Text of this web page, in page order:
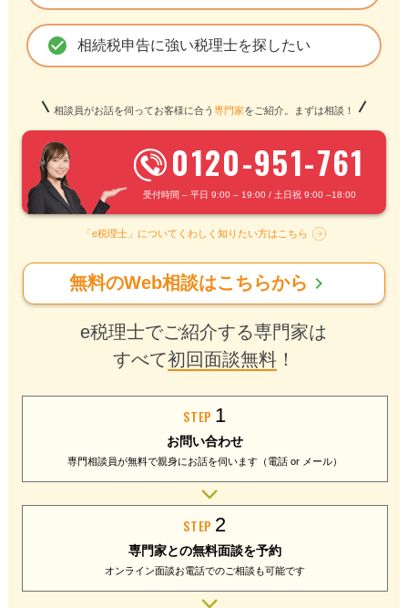
check_circle 相続税申告に強い税理士を探したい
相談員がお話を伺ってお客様に合う 専門家をご紹介。まずは相談！
0120-951-761
受付時間 – 平日 9:00 – 19:00 / 土日祝 9:00 –18:00
「e税理士」についてくわしく知りたい方はこちら
無料のWeb相談はこちらから chevron_right
e税理士でご紹介する専門家は
すべて初回面談無料！
STEP 1
お問い合わせ
専門相談員が無料で親身にお話を伺います（電話 or メール）
STEP 2
専門家との無料面談を予約
オンライン面談お電話でのご相談も可能です